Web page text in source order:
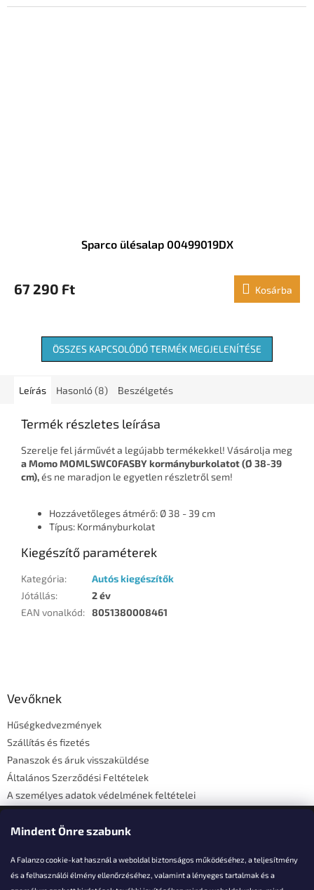
Mindent Önre szabunk
A Falanzo cookie-kat használ a weboldal biztonságos működéséhez, a teljesítmény
és a felhasználói élmény ellenőrzéséhez, valamint a lényeges tartalmak és a
Sparco ülésalap 00499019DX
67 290 Ft Kosárba
ÖSSZES KAPCSOLÓDÓ TERMÉK MEGJELENÍTÉSE
Leírás Hasonló (8) Beszélgetés
Termék részletes leírása
Szerelje fel járművét a legújabb termékekkel! Vásárolja meg
a Momo MOMLSWC0FASBY kormányburkolatot (Ø 38-39
cm),és ne maradjon le egyetlen részletről sem!
Hozzávetőleges átmérő: Ø 38 - 39 cm
Típus: Kormányburkolat
Kiegészítő paraméterek
Kategória:
Autós kiegészítők
Jótállás:
2 év
EAN vonalkód: 8051380008461
Vevőknek
Hűségkedvezmények
Szállítás és fizetés
Panaszok és áruk visszaküldése
Általános Szerződési Feltételek
A személyes adatok védelmének feltételei
Elérhetőségi adatok